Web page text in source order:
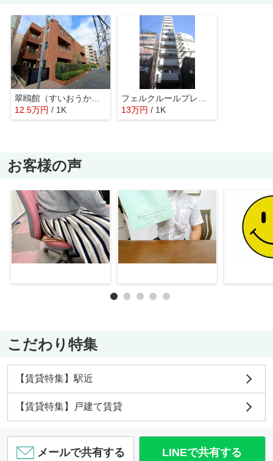
翠鴎館（すいおうかん）
12.5万円 / 1K
13万円 / 1K
お客様の声
こだわり特集
【賃貸特集】駅近
【賃貸特集】戸建て賃貸
メールで共有する LINEで共有する